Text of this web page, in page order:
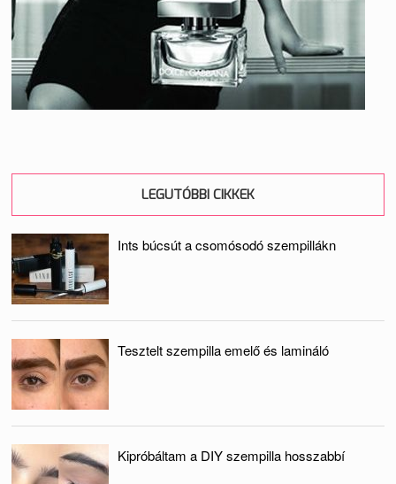
LEGUTÓBBI CIKKEK
Ints búcsút a csomósodó szempillákn
Tesztelt szempilla emelő és lamináló
Kipróbáltam a DIY szempilla hosszabbí